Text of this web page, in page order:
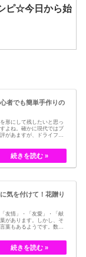
ピ☆今日から始
者でも簡単手作りの
形にして残したいと思っ
よね。確かに現代ではブ
があますが、ドライフラ
などに使われた花など、
有名ですが、昔はドライ
ました。30代以降の…
気を付けて！花贈り
友情」・「友愛」・「献
があります。しかし、そ
葉もあるようです。数多
ト・ティー」の中には、
在していませんでした。
ジョセフ・ペルネ＝デ…